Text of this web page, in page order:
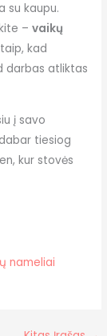
su kaupu.
–vaikų
kad
darbas atliktas
į savo
tiesiog
kur stovės
nameliai